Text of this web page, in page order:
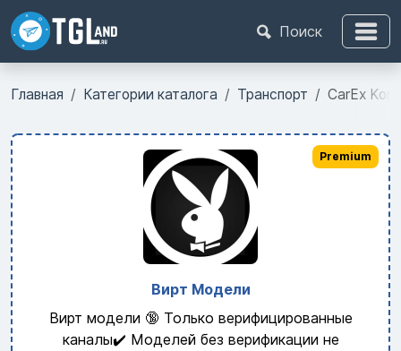
Поиск
Главная Категории каталога Транспорт CarEx
Вирт Модели
Вирт модели 🔞 Только верифицированные
каналы✔️ Моделей без верификации не
Premium